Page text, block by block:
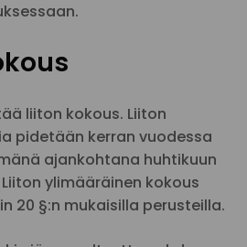
liiton kokous. Liiton
pidetään kerran vuodessa
ajankohtana huhtikuun
ylimääräinen kokous
20 §:n mukaisilla perusteilla.